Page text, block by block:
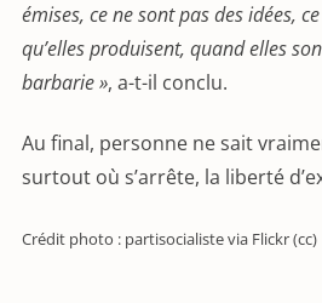
émises, ce ne sont pas des idées,
qu’elles produisent, quand elles
barbarie », a-t-il conclu.
Au final, personne ne sait
surtout où s’arrête, la liberté
Crédit photo : partisocialiste via Flickr (cc)